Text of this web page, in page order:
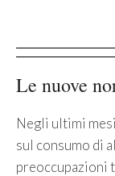
Le nuove
Negli ultimi
sul consumo di
preoccupazioni